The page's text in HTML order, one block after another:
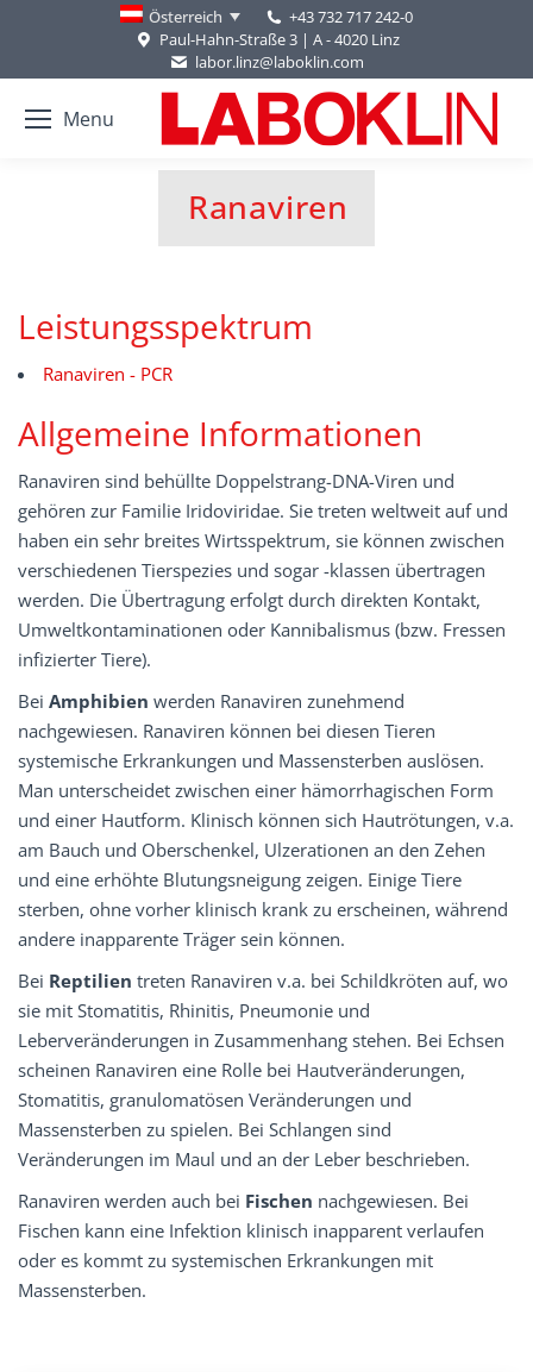
Österreich
+43 732 717 242-0
Paul-Hahn-Straße 3 | A - 4020 Linz
labor.linz@laboklin.com
Menu
Ranaviren
You are here:
Leistungsspektrum
Ranaviren - PCR
Allgemeine Informationen
Ranaviren sind behüllte Doppelstrang-DNA-Viren und
gehören zur Familie Iridoviridae. Sie treten weltweit auf und
haben ein sehr breites Wirtsspektrum, sie können zwischen
verschiedenen Tierspezies und sogar -klassen übertragen
werden. Die Übertragung erfolgt durch direkten Kontakt,
Umweltkontaminationen oder Kannibalismus (bzw. Fressen
infizierter Tiere).
Bei Amphibien werden Ranaviren zunehmend
nachgewiesen. Ranaviren können bei diesen Tieren
systemische Erkrankungen und Massensterben auslösen.
Man unterscheidet zwischen einer hämorrhagischen Form
und einer Hautform. Klinisch können sich Hautrötungen, v.a.
am Bauch und Oberschenkel, Ulzerationen an den Zehen
und eine erhöhte Blutungsneigung zeigen. Einige Tiere
sterben, ohne vorher klinisch krank zu erscheinen, während
andere inapparente Träger sein können.
Bei Reptilien treten Ranaviren v.a. bei Schildkröten auf, wo
sie mit Stomatitis, Rhinitis, Pneumonie und
Leberveränderungen in Zusammenhang stehen. Bei Echsen
scheinen Ranaviren eine Rolle bei Hautveränderungen,
Stomatitis, granulomatösen Veränderungen und
Massensterben zu spielen. Bei Schlangen sind
Veränderungen im Maul und an der Leber beschrieben.
Ranaviren werden auch bei Fischen nachgewiesen. Bei
Fischen kann eine Infektion klinisch inapparent verlaufen
oder es kommt zu systemischen Erkrankungen mit
Massensterben.